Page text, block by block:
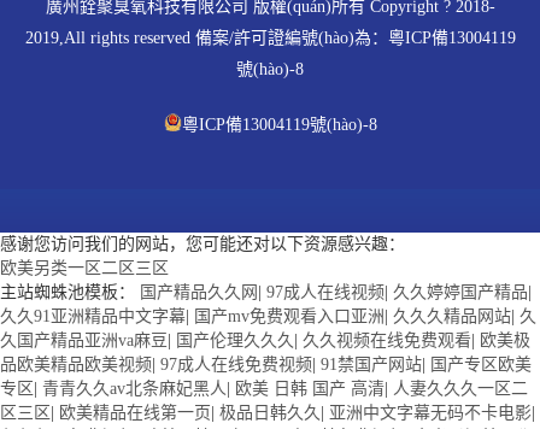
廣州銓聚臭氧科技有限公司 版權(quán)所有 Copyright ? 2018-
2019,All rights reserved 備案/許可證編號(hào)為： 粵ICP備13004119
號(hào)-8
粵ICP備13004119號(hào)-8
感谢您访问我们的网站，您可能还对以下资源感兴趣：
欧美另类一区二区三区
主站蜘蛛池模板：
国产精品久久网 97成人在线视频 久久婷婷国产精品
久久91亚洲精品中文字幕
国产mv免费观看入口亚洲 久久久精品网站 久
久国产精品亚洲va麻豆
国产伦理久久久 久久视频在线免费观看 欧美极
品欧美精品欧美视频 97成人在线免费视频 91禁国产网站
国产专区欧美
专区 青青久久av北条麻妃黑人 欧美 日韩 国产 高清 人妻久久久一区二
区三区
欧美精品在线第一页 极品日韩久久 亚洲中文字幕无码不卡电影